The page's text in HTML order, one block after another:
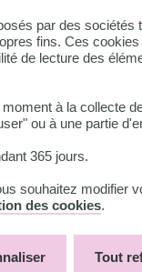
par des sociétés
fins. Ces
de lecture des
à la collecte
ou à une partie
365 jours.
souhaitez modifier
des cookies.
Tout